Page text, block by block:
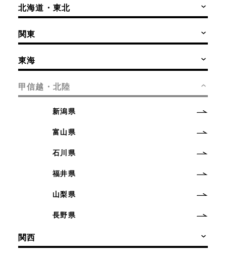
北海道・東北
関東
東海
甲信越・北陸
新潟県
富山県
石川県
福井県
山梨県
長野県
関西